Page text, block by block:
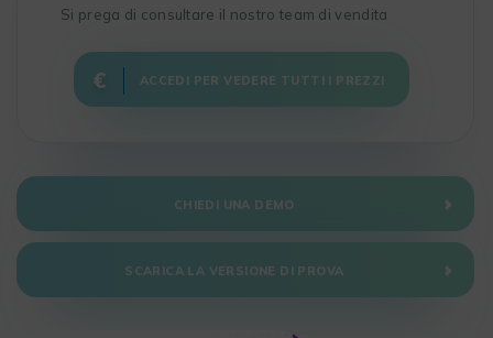
Si prega di consultare il nostro team di vendita
ACCEDI PER VEDERE TUTTI I PREZZI
CHIEDI UNA DEMO
SCARICA LA VERSIONE DI PROVA